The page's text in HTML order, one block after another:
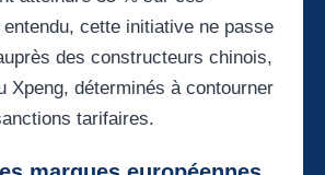
cette initiative ne passe
des constructeurs chinois,
Xpeng, déterminés à contourner
tarifaires.